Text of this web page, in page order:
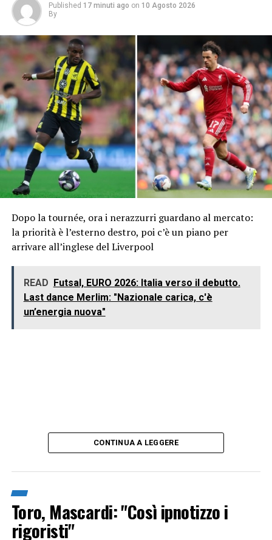
Published 17 minuti ago on 10 Agosto 2026
By
Dopo la tournée, ora i nerazzurri guardano al mercato:
la priorità è l’esterno destro, poi c’è un piano per
arrivare all’inglese del Liverpool
READ
Futsal, EURO 2026: Italia verso il debutto.
Last dance Merlim: "Nazionale carica, c'è
un’energia nuova"
CONTINUA A LEGGERE
Toro, Mascardi: "Così ipnotizzo i
rigoristi"